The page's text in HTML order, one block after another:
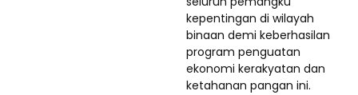
kepentingan di wilayah
binaan demi keberhasilan
program penguatan
ekonomi kerakyatan dan
ketahanan pangan ini.